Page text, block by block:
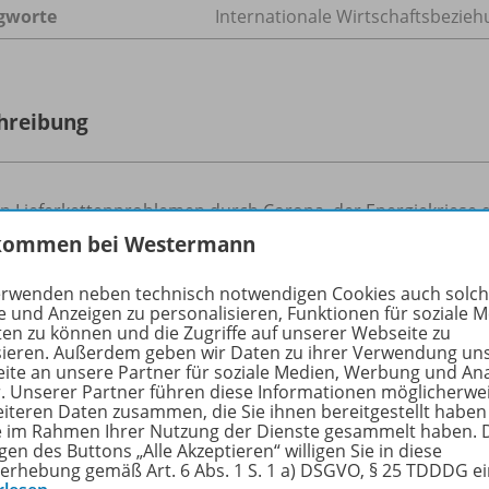
Internationale
Lieferkettenproblemen durch Corona, der Energiekriese
China und massive Subventionen am
steht der Standort nun in einer schwierigen
sind offenbar gering: Die DIHK vermeldete im
Interesse zur Auslandsverlagerung von 43
auf den Industriestandort Deutschland lauter, der
bei Westermann
neben technisch notwendigen Cookies auch
und Anzeigen zu personalisieren, Funktionen für soziale
zu können und die Zugriffe auf unserer Webseite zu
Außerdem geben wir Daten zu ihrer Verwendung
an unsere Partner für soziale Medien, Werbung und
Unserer Partner führen diese Informationen
Daten zusammen, die Sie ihnen bereitgestellt
im Rahmen Ihrer Nutzung der Dienste gesammelt haben.
des Buttons „Alle Akzeptieren“ willigen Sie in diese
gemäß Art. 6 Abs. 1 S. 1 a) DSGVO, § 25 TDDDG